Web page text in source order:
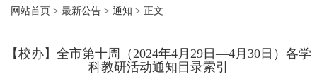
网站首页 > 最新公告 > 通知 > 正文
【校办】全市第十周（2024年4月29日—4月30日）各学
科教研活动通知目录索引